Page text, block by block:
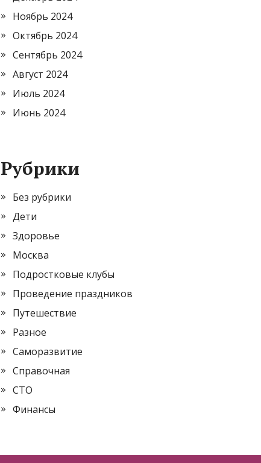
Ноябрь 2024
Октябрь 2024
Сентябрь 2024
Август 2024
Июль 2024
Июнь 2024
Рубрики
Без рубрики
Дети
Здоровье
Москва
Подростковые клубы
Проведение праздников
Путешествие
Разное
Саморазвитие
Справочная
СТО
Финансы